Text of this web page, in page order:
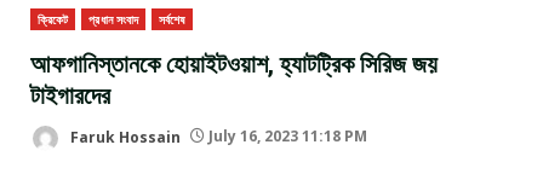
ক্রিকেট প্রধান সংবাদ সর্বশেষ
আফগানিস্তানকে হোয়াইটওয়াশ, হ্যাটট্রিক সিরিজ জয়
টাইগারদের
Faruk Hossain July 16, 2023 11:18 PM